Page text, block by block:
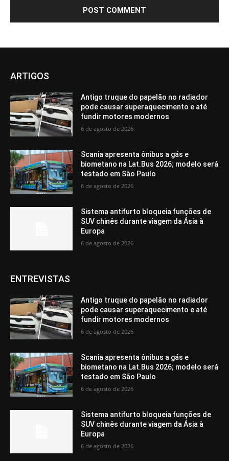
ARTIGOS
Antigo truque do papelão no radiador
pode causar superaquecimento e até
fundir motores modernos
6 de agosto de 2026
Scania apresenta ônibus a gás e
biometano na Lat.Bus 2026; modelo será
testado em São Paulo
6 de agosto de 2026
Sistema antifurto bloqueia funções de
SUV chinês durante viagem da Ásia à
Europa
6 de agosto de 2026
ENTREVISTAS
Antigo truque do papelão no radiador
pode causar superaquecimento e até
fundir motores modernos
6 de agosto de 2026
Scania apresenta ônibus a gás e
biometano na Lat.Bus 2026; modelo será
testado em São Paulo
6 de agosto de 2026
Sistema antifurto bloqueia funções de
SUV chinês durante viagem da Ásia à
Europa
6 de agosto de 2026